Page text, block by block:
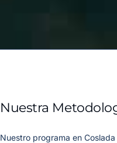
Nuestra
Nuestro programa en